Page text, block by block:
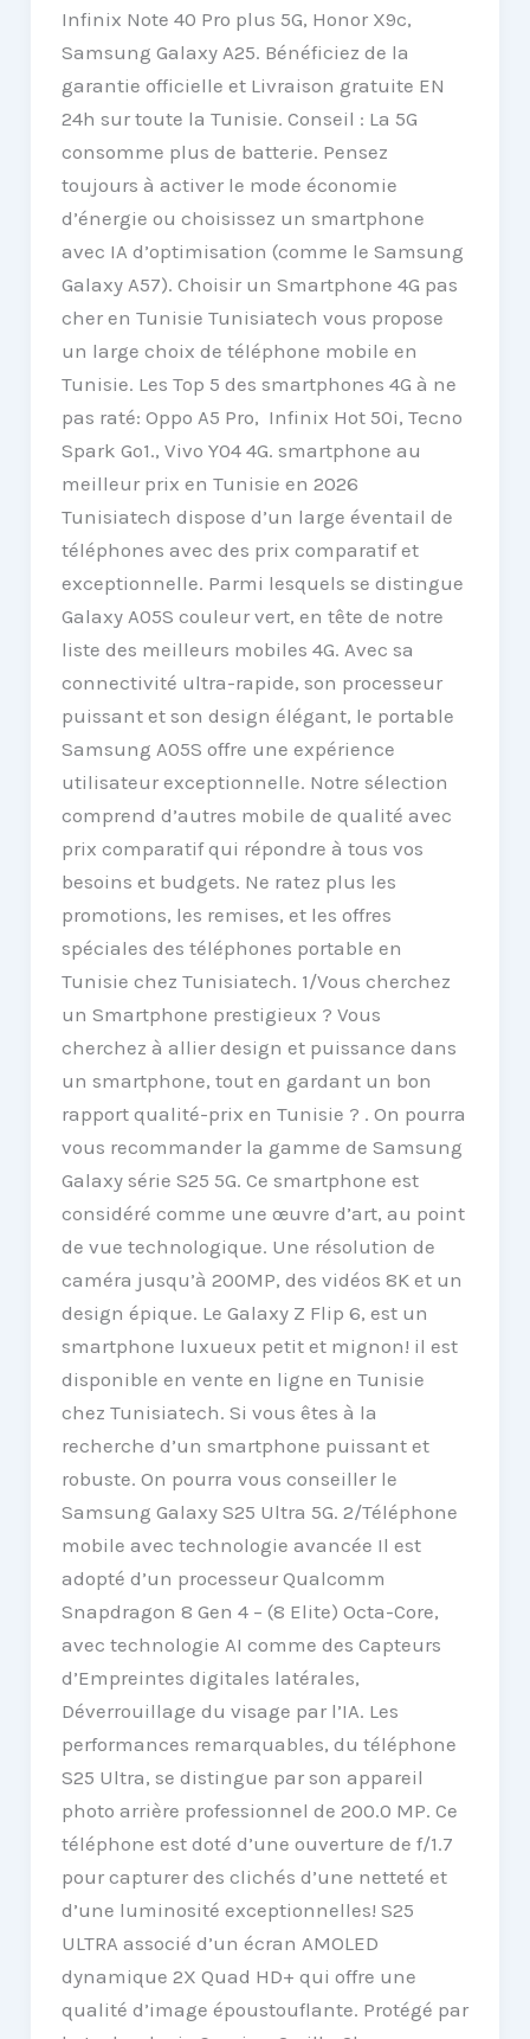
Infinix Note 40 Pro plus 5G, Honor X9c,
Samsung Galaxy A25. Bénéficiez de la
garantie officielle et Livraison gratuite EN
24h sur toute la Tunisie. Conseil : La 5G
consomme plus de batterie. Pensez
toujours à activer le mode économie
d’énergie ou choisissez un smartphone
avec IA d’optimisation (comme le Samsung
Galaxy A57). Choisir un Smartphone 4G pas
cher en Tunisie Tunisiatech vous propose
un large choix de téléphone mobile en
Tunisie. Les Top 5 des smartphones 4G à ne
pas raté: Oppo A5 Pro, Infinix Hot 50i, Tecno
Spark Go1., Vivo Y04 4G. smartphone au
meilleur prix en Tunisie en 2026
Tunisiatech dispose d’un large éventail de
téléphones avec des prix comparatif et
exceptionnelle. Parmi lesquels se distingue
Galaxy A05S couleur vert, en tête de notre
liste des meilleurs mobiles 4G. Avec sa
connectivité ultra-rapide, son processeur
puissant et son design élégant, le portable
Samsung A05S offre une expérience
utilisateur exceptionnelle. Notre sélection
comprend d’autres mobile de qualité avec
prix comparatif qui répondre à tous vos
besoins et budgets. Ne ratez plus les
promotions, les remises, et les offres
spéciales des téléphones portable en
Tunisie chez Tunisiatech. 1/Vous cherchez
un Smartphone prestigieux ? Vous
cherchez à allier design et puissance dans
un smartphone, tout en gardant un bon
rapport qualité-prix en Tunisie ? . On pourra
vous recommander la gamme de Samsung
Galaxy série S25 5G. Ce smartphone est
considéré comme une œuvre d’art, au point
de vue technologique. Une résolution de
caméra jusqu’à 200MP, des vidéos 8K et un
design épique. Le Galaxy Z Flip 6, est un
smartphone luxueux petit et mignon! il est
disponible en vente en ligne en Tunisie
chez Tunisiatech. Si vous êtes à la
recherche d’un smartphone puissant et
robuste. On pourra vous conseiller le
Samsung Galaxy S25 Ultra 5G. 2/Téléphone
mobile avec technologie avancée Il est
adopté d’un processeur Qualcomm
Snapdragon 8 Gen 4 – (8 Elite) Octa-Core,
avec technologie AI comme des Capteurs
d’Empreintes digitales latérales,
Déverrouillage du visage par l’IA. Les
performances remarquables, du téléphone
S25 Ultra, se distingue par son appareil
photo arrière professionnel de 200.0 MP. Ce
téléphone est doté d’une ouverture de f/1.7
pour capturer des clichés d’une netteté et
d’une luminosité exceptionnelles! S25
ULTRA associé d’un écran AMOLED
dynamique 2X Quad HD+ qui offre une
qualité d’image époustouflante. Protégé par